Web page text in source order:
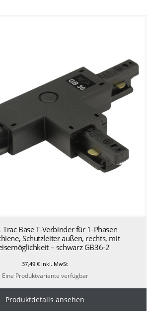
Trac Base T-Verbinder für 1-Phasen
Schutzleiter außen, rechts, mit
– schwarz GB36-2
37,49€ inkl. MwSt
Eine Produktvariante verfügbar
Produktdetails ansehen